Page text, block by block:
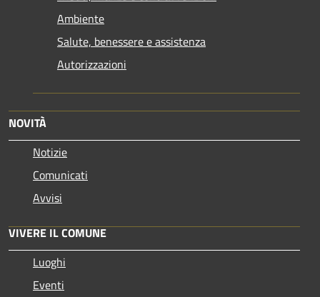
Ambiente
Salute, benessere e assistenza
Autorizzazioni
NOVITÀ
Notizie
Comunicati
Avvisi
VIVERE IL COMUNE
Luoghi
Eventi